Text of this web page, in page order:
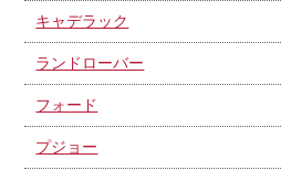
キャデラック
ランドローバー
フォード
プジョー